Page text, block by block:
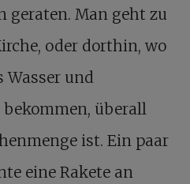
geraten. Man geht zu
oder dorthin, wo
Wasser und
überall
ist. Ein paar
eine Rakete an